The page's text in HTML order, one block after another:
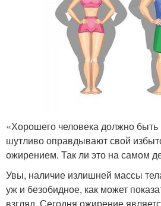
«Хорошего человека должно быть
шутливо оправдывают свой
ожирением. Так ли это на самом
Увы, наличие излишней массы
уж и безобидное, как может